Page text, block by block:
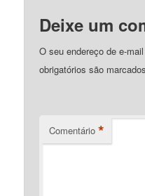
Deixe um
O seu endereço de e-
obrigatórios são
Comentário *